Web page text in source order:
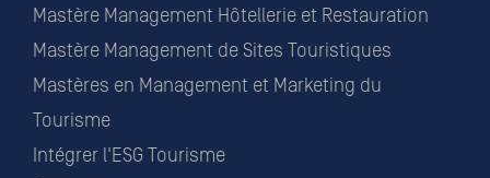
Mastère Management Hôtellerie et Restauration
Mastère Management de Sites Touristiques
Mastères en Management et Marketing du
Tourisme
Intégrer l'ESG Tourisme